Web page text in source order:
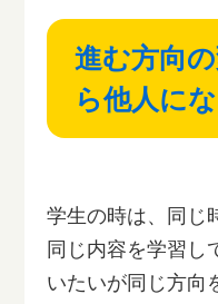
進む方向
ら他人に
学生の時は、同じ
同じ内容を学習し
いたいが同じ方向